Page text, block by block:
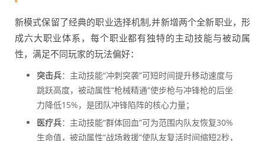
新模式保留了经典的职业选择机制,并新增两个全新职业，形
成六大职业体系，每个职业都有独特的主动技能与被动属
性，满足不同玩家的玩法偏好：
突击兵：主动技能“冲刺突袭”可短时间提升移动速度与
跳跃高度，被动属性“枪械精通”使步枪与冲锋枪的后坐
力降低15%，是团队冲锋陷阵的核心力量；
医疗兵：主动技能“群体回血”可为范围内队友恢复30%
生命值，被动属性“战场救援”使队友复活时间缩短2秒，